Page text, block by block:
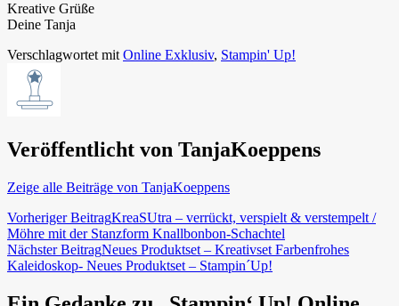
Kreative Grüße
Deine Tanja
Verschlagwortet mit Online Exklusiv, Stampin' Up!
Veröffentlicht von TanjaKoeppens
Zeige alle Beiträge von TanjaKoeppens
Beitragsnavigation
Vorheriger BeitragKreaSUtra – verrückt, verspielt & verstempelt /
Möhre mit der Stanzform Knallbonbon-Schachtel
Nächster BeitragNeues Produktset – Kreativset Farbenfrohes
Kaleidoskop- Neues Produktset – Stampin´Up!